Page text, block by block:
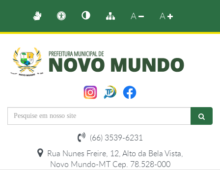
A A
(66) 3539-6231
Rua Nunes Freire, 12, Alto da Bela Vista,
Novo Mundo-MT Cep. 78.528-000